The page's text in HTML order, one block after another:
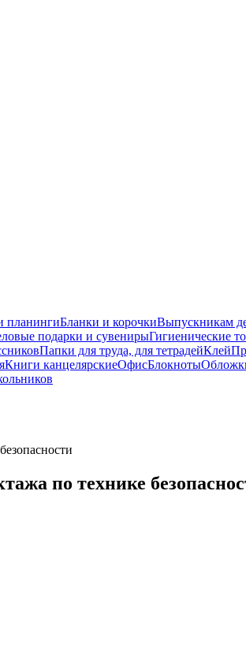
планингиБланки и корочкиВыпускникам
подарки и сувенирыГигиенические
Папки для труда, для тетрадейКлей
Книги канцелярскиеОфисБлокноты
по технике